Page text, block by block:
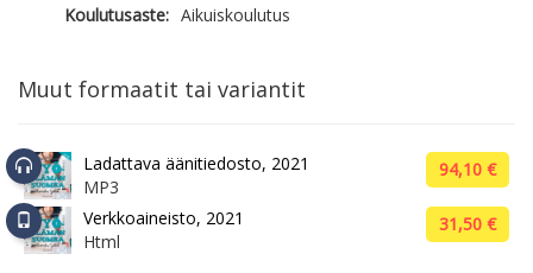
Koulutusaste: Aikuiskoulutus
Muut formaatit tai variantit
Ladattava äänitiedosto, 2021
MP3
94,10 €
Verkkoaineisto, 2021
Html
31,50 €